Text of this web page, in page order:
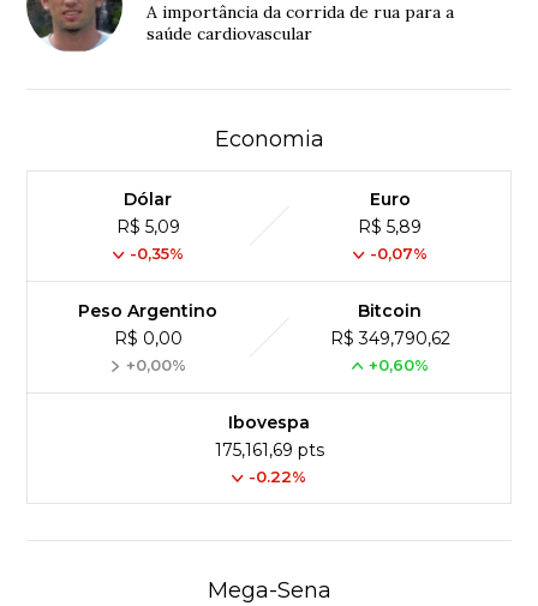
A importância da corrida de rua para a
saúde cardiovascular
Economia
Dólar
R$ 5,09
-0,35%
Euro
R$ 5,89
-0,07%
Peso Argentino
R$ 0,00
+0,00%
Bitcoin
R$ 349,790,62
+0,60%
Ibovespa
175,161,69 pts
-0.22%
Mega-Sena